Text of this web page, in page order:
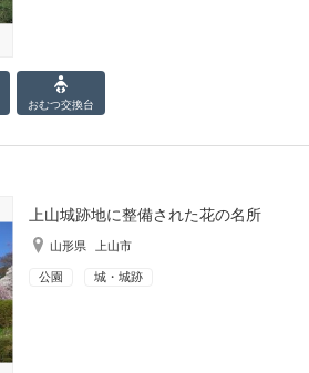
おむつ交換台
上山城跡地に整備された花の名所
山形県 上山市
公園 城・城跡